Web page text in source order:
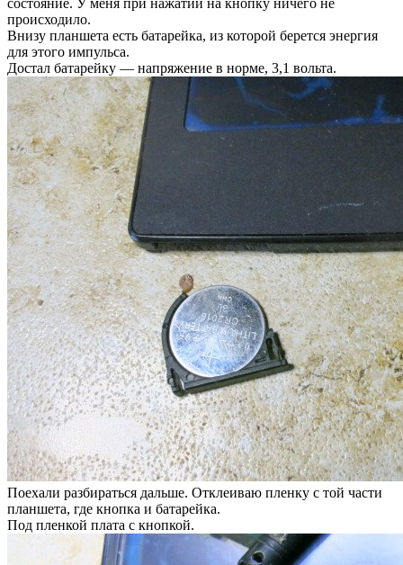
происходило.
Внизу планшета есть батарейка, из которой берется энергия
для этого импульса.
Достал батарейку — напряжение в норме, 3,1 вольта.
Поехали разбираться дальше. Отклеиваю пленку с той части
планшета, где кнопка и батарейка.
Под пленкой плата с кнопкой.